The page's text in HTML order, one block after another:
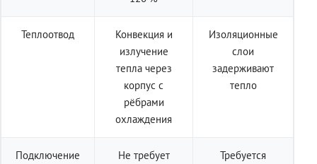
Теплоотвод
Конвекция и
излучение
тепла через
корпус с
рёбрами
охлаждения
Изоляционные
слои
задерживают
тепло
Подключение
Не требует
Требуется